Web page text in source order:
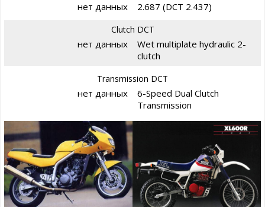
нет данных 2.687 (DCT 2.437)
Clutch DCT
нет данных
Wet multiplate hydraulic 2-
clutch
Transmission DCT
нет данных
6-Speed Dual Clutch
Transmission